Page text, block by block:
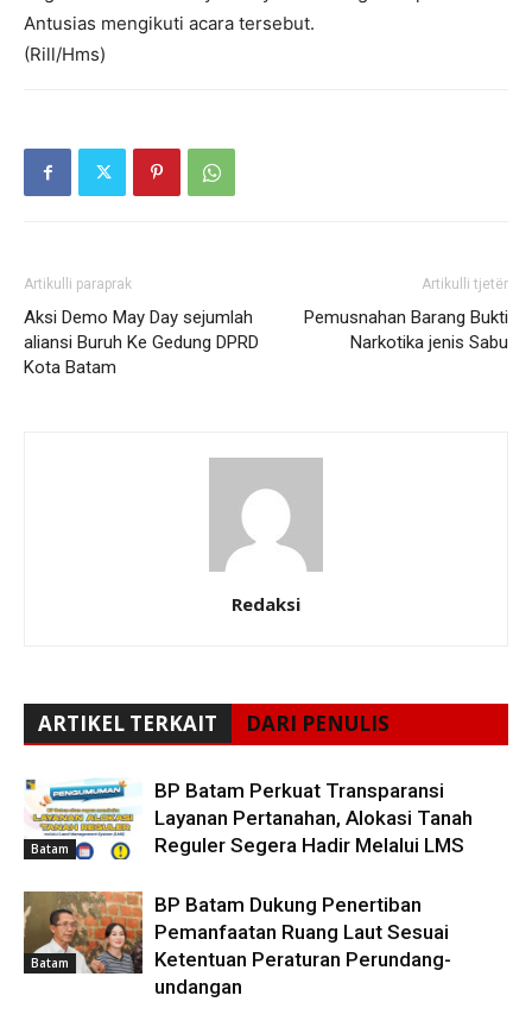
Antusias mengikuti acara tersebut.
(Rill/Hms)
Artikulli paraprak
Aksi Demo May Day sejumlah
aliansi Buruh Ke Gedung DPRD
Kota Batam
Artikulli tjetër
Pemusnahan Barang Bukti
Narkotika jenis Sabu
Redaksi
ARTIKEL TERKAIT DARI PENULIS
Batam
BP Batam Perkuat Transparansi
Layanan Pertanahan, Alokasi Tanah
Reguler Segera Hadir Melalui LMS
Batam
BP Batam Dukung Penertiban
Pemanfaatan Ruang Laut Sesuai
Ketentuan Peraturan Perundang-
undangan